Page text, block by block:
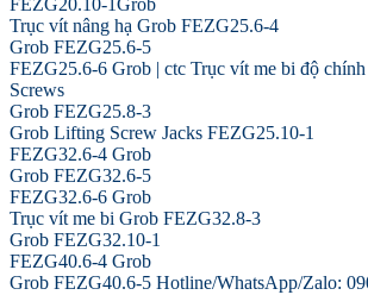
FEZG20.10-1Grob
Trục vít nâng hạ Grob FEZG25.6-4
Grob FEZG25.6-5
FEZG25.6-6 Grob | ctc Trục vít me bi độ
Screws
Grob FEZG25.8-3
Grob Lifting Screw Jacks FEZG25.10-1
FEZG32.6-4 Grob
Grob FEZG32.6-5
FEZG32.6-6 Grob
Trục vít me bi Grob FEZG32.8-3
Grob FEZG32.10-1
FEZG40.6-4 Grob
Grob FEZG40.6-5 Hotline/WhatsApp/Zalo: